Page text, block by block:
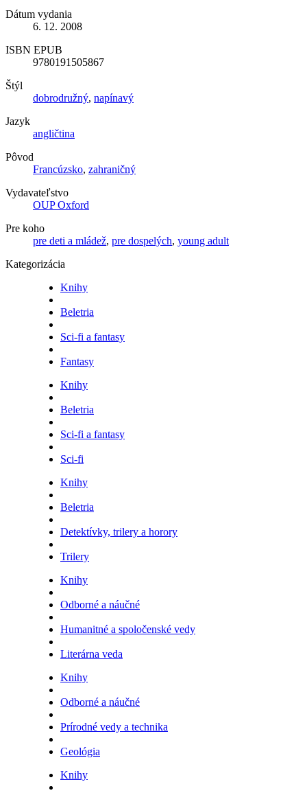
Dátum vydania
6. 12. 2008
ISBN EPUB
9780191505867
Štýl
dobrodružný, napínavý
Jazyk
angličtina
Pôvod
Francúzsko, zahraničný
Vydavateľstvo
OUP Oxford
Pre koho
pre deti a mládež, pre dospelých, young adult
Kategorizácia
Knihy
Beletria
Sci-fi a fantasy
Fantasy
Knihy
Beletria
Sci-fi a fantasy
Sci-fi
Knihy
Beletria
Detektívky, trilery a horory
Trilery
Knihy
Odborné a náučné
Humanitné a spoločenské vedy
Literárna veda
Knihy
Odborné a náučné
Prírodné vedy a technika
Geológia
Knihy